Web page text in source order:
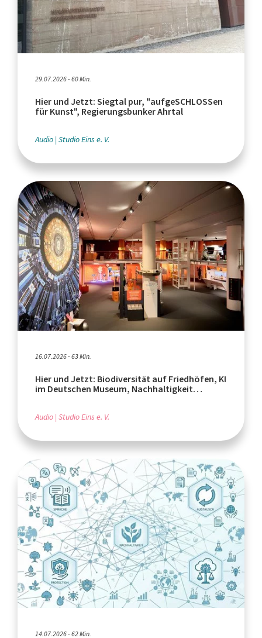
29.07.2026 - 60 Min.
Hier und Jetzt: Siegtal pur, "aufgeSCHLOSSen
für Kunst", Regierungsbunker Ahrtal
Audio Studio Eins e. V.
16.07.2026 - 63 Min.
Hier und Jetzt: Biodiversität auf Friedhöfen, KI
im Deutschen Museum, Nachhaltigkeit
Audio Studio Eins e. V.
14.07.2026 - 62 Min.